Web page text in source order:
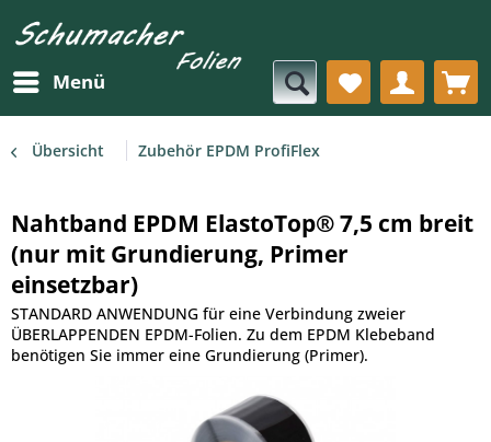
Menü
Übersicht Zubehör EPDM ProfiFlex
Nahtband EPDM ElastoTop® 7,5 cm breit
(nur mit Grundierung, Primer
einsetzbar)
STANDARD ANWENDUNG für eine Verbindung zweier
ÜBERLAPPENDEN EPDM-Folien. Zu dem EPDM Klebeband
benötigen Sie immer eine Grundierung (Primer).